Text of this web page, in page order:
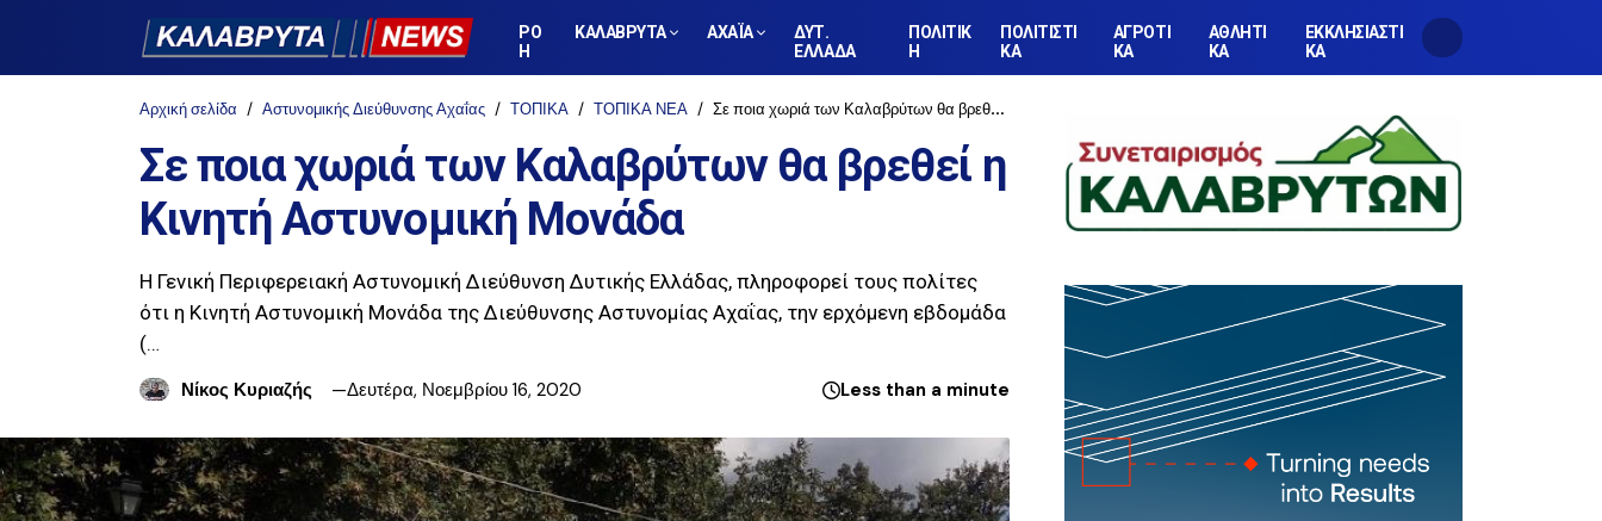
ΡΟ
Η
ΚΑΛΑΒΡΥΤΑ ΑΧΑΪΑ
ΔΥΤ.
ΕΛΛΑΔΑ
ΠΟΛΙΤΙΚ
Η
ΠΟΛΙΤΙΣΤΙ
ΚΑ
ΑΓΡΟΤΙ
ΚΑ
ΑΘΛΗΤΙ
ΚΑ
ΕΚΚΛΗΣΙΑΣΤΙ
ΚΑ
Αρχική σελίδα Αστυνομικής Διεύθυνσης Αχαΐας ΤΟΠΙΚΑ ΤΟΠΙΚΑ ΝΕΑ Σε ποια χωριά των Καλαβρύτων θα βρεθεί η Κινητή Αστυνομική Μονάδα
Σε ποια χωριά των Καλαβρύτων θα βρεθεί η
Κινητή Αστυνομική Μονάδα
Η Γενική Περιφερειακή Αστυνομική Διεύθυνση Δυτικής Ελλάδας, πληροφορεί τους πολίτες
ότι η Κινητή Αστυνομική Μονάδα της Διεύθυνσης Αστυνομίας Αχαΐας, την ερχόμενη εβδομάδα
(…
Νίκος Κυριαζής
Δευτέρα, Νοεμβρίου 16, 2020 Less than a minute